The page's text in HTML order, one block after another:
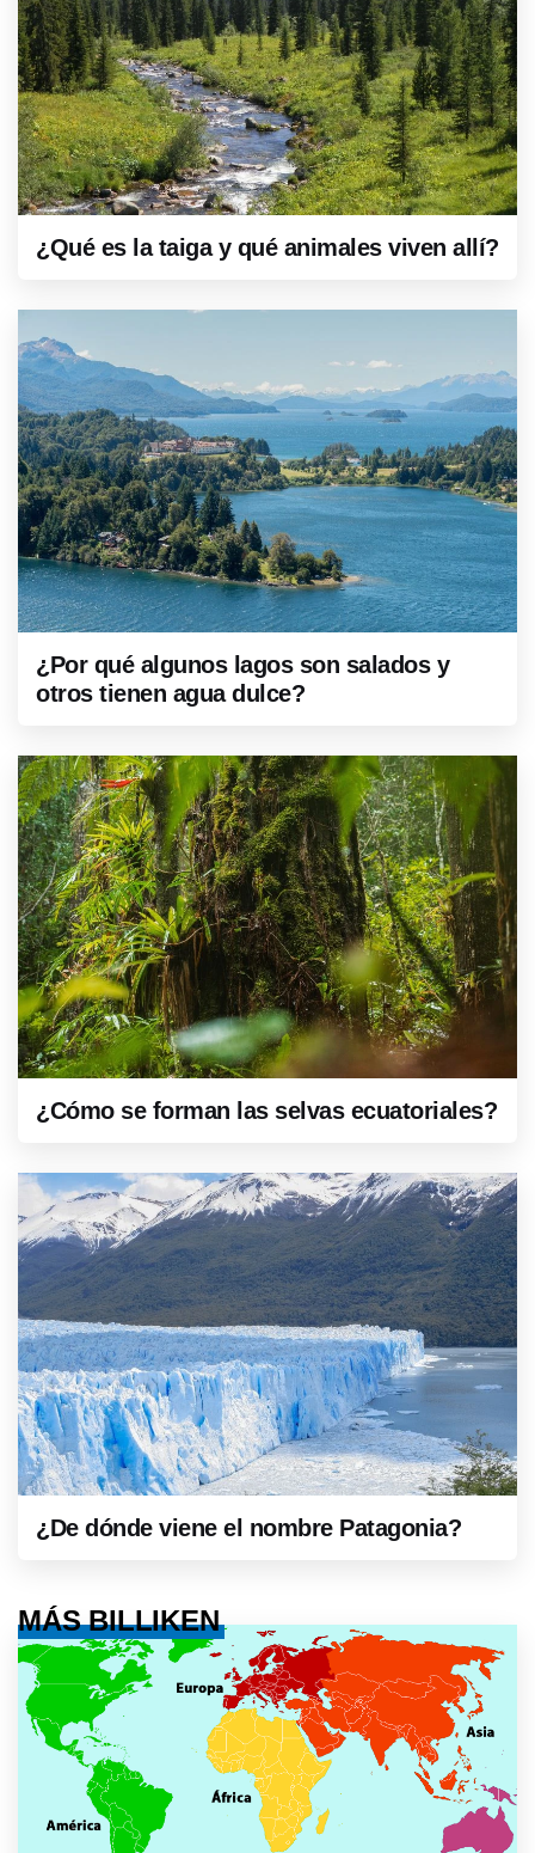
¿Qué es la taiga y qué animales viven allí?
¿Por qué algunos lagos son salados y
otros tienen agua dulce?
¿Cómo se forman las selvas ecuatoriales?
¿De dónde viene el nombre Patagonia?
MÁS BILLIKEN